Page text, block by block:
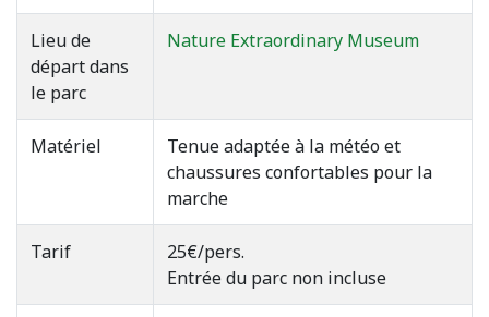
Lieu de
départ dans
le parc
Nature Extraordinary Museum
Matériel
Tenue adaptée à la météo et
chaussures confortables pour la
marche
Tarif
25€/pers.
Entrée du parc non incluse